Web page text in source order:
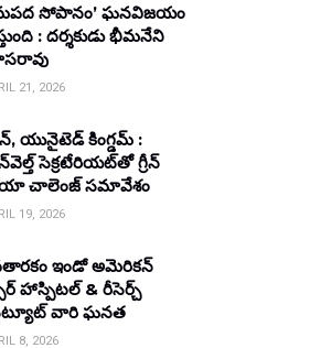
సోపానం’ ఘనవిజయం
: దర్శకుడు భీమనేని
21, 2026
యునైటెడ్ కింగ్డమ్ :
సెక్రటేరియట్‌తో గ్రీన్
చాలెంజ్ సమావేశం
19, 2026
ఇండో అమెరికన్
హాస్పిటల్ & రీసెర్చ్
వారి ఘనత
8, 2026